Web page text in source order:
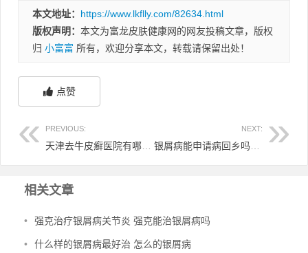
本文地址： https://www.lkflly.com/82634.html
版权声明： 本文为富龙皮肤健康网的网友投稿文章，版权
归 小富富 所有，欢迎分享本文，转载请保留出处！
点赞
PREVIOUS: NEXT:
相关文章
• 强克治疗银屑病关节炎 强克能治银屑病吗
• 什么样的银屑病最好治 怎么的银屑病